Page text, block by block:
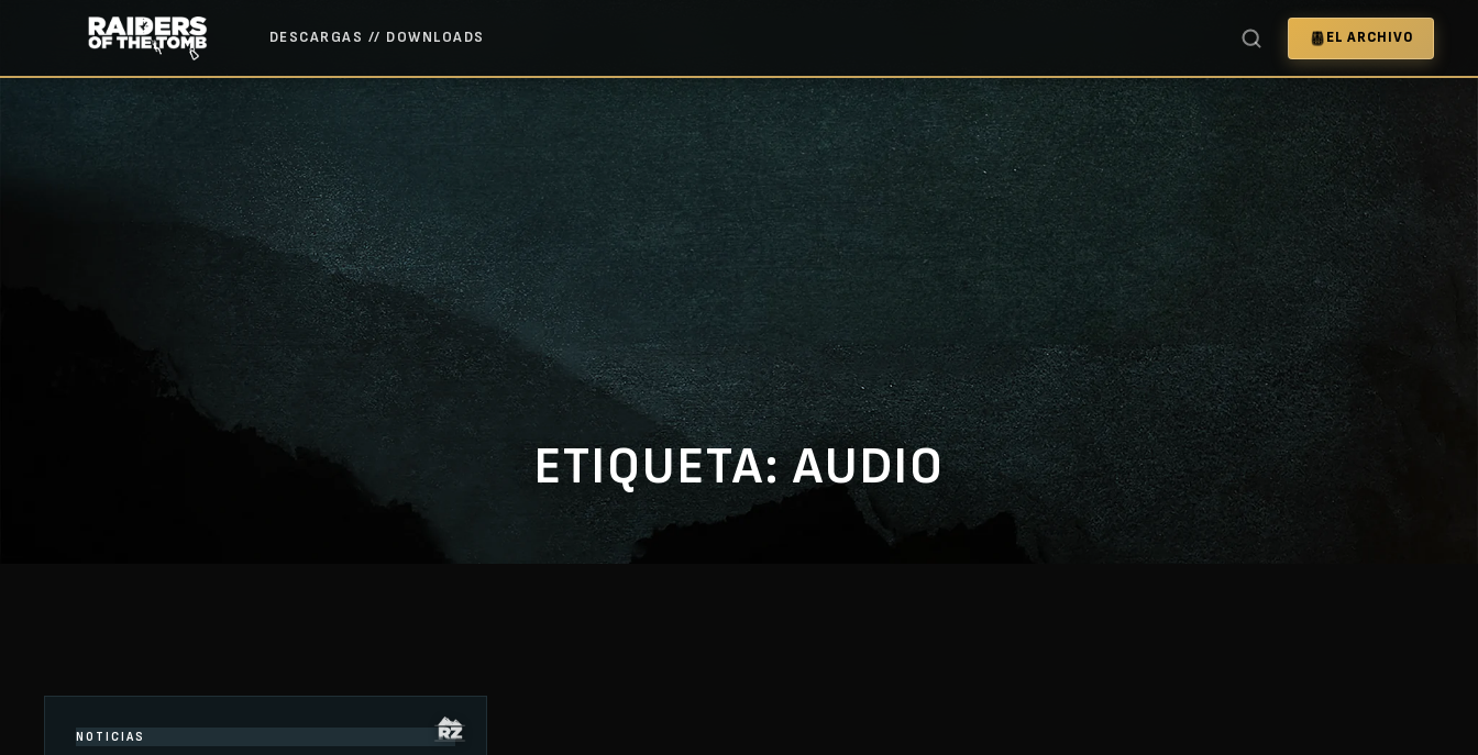
DESCARGAS // DOWNLOADS EL ARCHIVO
ETIQUETA:AUDIO
NOTICIAS